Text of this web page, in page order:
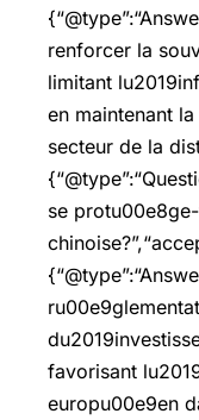
renforcer la
limitant
en maintenant
secteur de la
se
favorisant
europu00e9en